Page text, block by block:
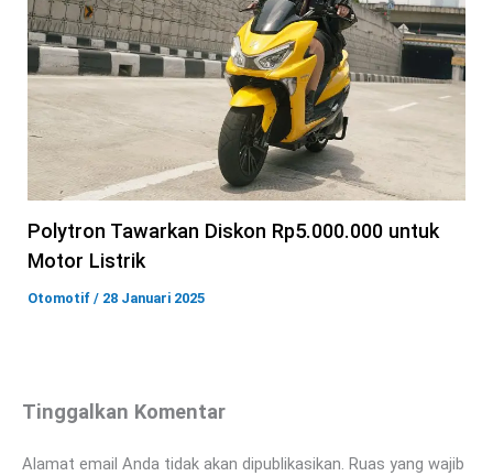
Polytron Tawarkan Diskon Rp5.000.000 untuk
Motor Listrik
Otomotif / 28 Januari 2025
Tinggalkan Komentar
Alamat email Anda tidak akan dipublikasikan. Ruas yang wajib